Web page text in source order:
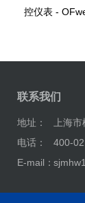
控仪表 -
联系我们
地址：
上海市
电话：
400-
E-mail：